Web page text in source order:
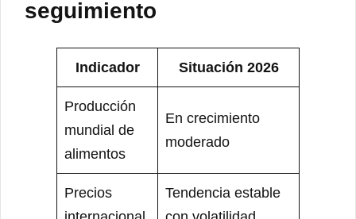
seguimiento
Indicador Situación 2026
Producción
mundial de
alimentos
En crecimiento
moderado
Precios
Tendencia estable